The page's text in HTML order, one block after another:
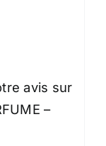
avis sur
–